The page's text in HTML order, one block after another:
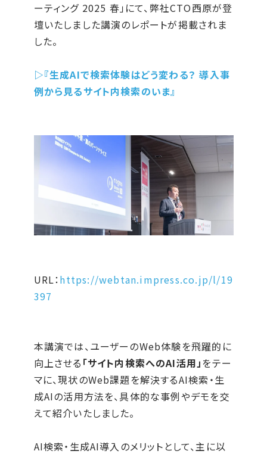
ーティング 2025 春」にて、弊社CTO西原が登
壇いたしました講演のレポートが掲載されま
した。
▷『生成AIで検索体験はどう変わる？ 導入事
例から見るサイト内検索のいま』
URL：https://webtan.impress.co.jp/l/19
397
本講演では、ユーザーのWeb体験を飛躍的に
向上させる 「サイト内検索へのAI活用」をテー
マに、現状のWeb課題を解決するAI検索・生
成AIの活用方法を、具体的な事例やデモを交
えて紹介いたしました。
AI検索・生成AI導入のメリットとして、主に以